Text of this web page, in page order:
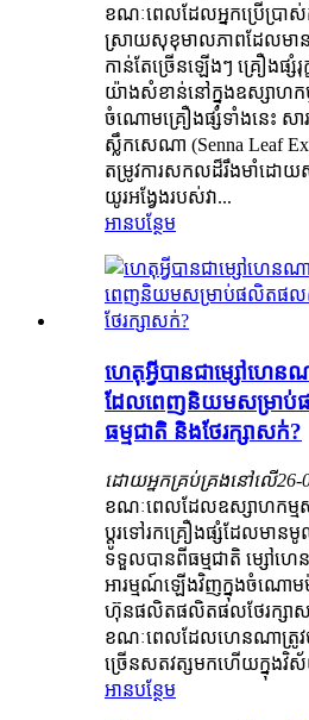
ខណៈពេលដែលអ្នកប្រើប្រា
ស្រាយសុខុមាលភាពដែលមាន
កាន់តែច្រើនឡើងៗ គ្រឿងផ្សំរុ
យ៉ាងសំខាន់នៅក្នុងឧស្សាហកម្
ចំណោមគ្រឿងផ្សំទាំងនេះ សា
ស្លឹកសេណា (Senna Leaf
តម្រូវការសកលដ៏រឹងមាំដោយស
យូរអង្វែងរបស់វា...
អានបន្ថែម
ហេតុអ្វីបានជាម្សៅហេនណ
ដែលពេញនិយមសម្រា
ធម្មជាតិ និងថែរក្សាសក់?
ដោយអ្នកគ្រប់គ្រងនៅលើ26-
ខណៈពេលដែលឧស្សាហកម្ម
ប្តូរទៅរកគ្រឿងផ្សំដែលមានមូ
ទទួលបានពីធម្មជាតិ ម្សៅហ
អារម្មណ៍ឡើងវិញក្នុងចំណោម
ហ៊ុនផលិតផលិតផលថែរក្សាស
ខណៈពេលដែលហេនណាត្រូវប
ច្រើនសតវត្សមកហើយក្នុងវិ
អានបន្ថែម